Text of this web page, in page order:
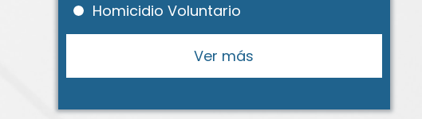
Homicidio Voluntario
Ver más